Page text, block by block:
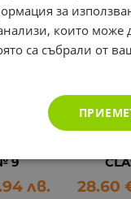
9
лв. 28.60
за
които може
са събрали от